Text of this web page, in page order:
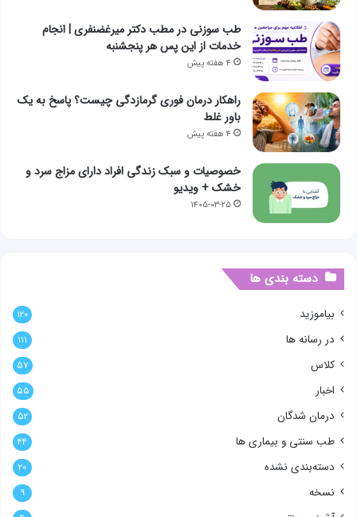
طب سوزنی در مطب دکتر میرغضنفری | انجام
خدمات از این پس هر پنجشنبه
۴ هفته پیش
راهکار درمان فوری گرمازدگی چیست؟ پاسخ به یک
باور غلط
۴ هفته پیش
خصوصیات و سبک زندگی افراد دارای مزاج سرد و
خشک + ویدیو
۱۴۰۵-۰۳-۲۵
دسته بندی ها
بیاموزید ۱۲۰
در رسانه ها ۱۱۱
کلاس ۵۷
اخبار ۵۵
درمان شدگان ۵۲
طب سنتی و بیماری ها ۴۴
دسته‌بندی نشده ۲۰
نسخه ۹